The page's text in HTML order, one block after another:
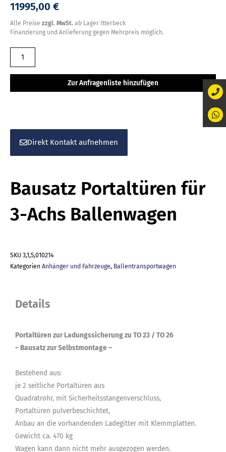
11995,00 €
Alle Preise zzgl. MwSt. ab Lager Itterbeck
Finanzierung und Anlieferung gegen Mehrpreis möglich.
Bausatz
Portaltüren
3-
Menge
Zur Anfragenliste hinzufügen
Direkt Kontakt aufnehmen
Bausatz Portaltüren für
3-Achs Ballenwagen
SKU 3,1,5,010214
Kategorien Anhänger und Fahrzeuge, Ballentransportwagen
Details
Portaltüren zur Ladungssicherung zu TO 23 / TO 26
– Bausatz zur Selbstmontage –
Bestehend aus:
je 2 seitliche Portaltüren aus
Quadratrohr, mit Sicherheitsstangenverschluss,
Portaltüren pulverbeschichtet,
Anbau an die vorhandenden Ladegitter mit Klemmplatten.
Gewicht ca. 470 kg
Wagen kann dann nicht mehr ausgezogen werden.